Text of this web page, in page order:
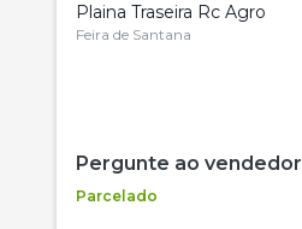
Plaina Traseira Rc Agro
Feira de Santana
Pergunte ao vendedor
Parcelado